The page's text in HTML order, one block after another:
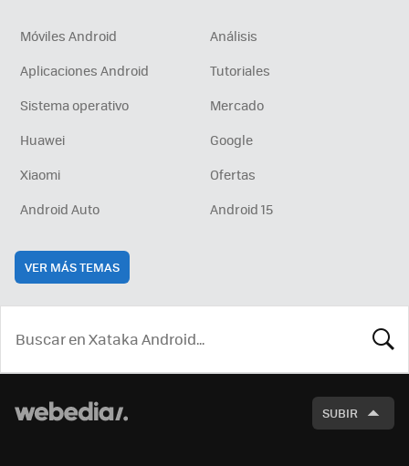
Móviles Android
Análisis
Aplicaciones Android
Tutoriales
Sistema operativo
Mercado
Huawei
Google
Xiaomi
Ofertas
Android Auto
Android 15
VER MÁS TEMAS
SUBIR